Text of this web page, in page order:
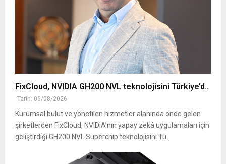
FixCloud, NVIDIA GH200 NVL teknolojisini Türkiye’d..
Tarih: 06/08/2026
Kurumsal bulut ve yönetilen hizmetler alanında önde gelen
şirketlerden FixCloud, NVIDIA’nın yapay zekâ uygulamaları için
geliştirdiği GH200 NVL Superchip teknolojisini Tü..